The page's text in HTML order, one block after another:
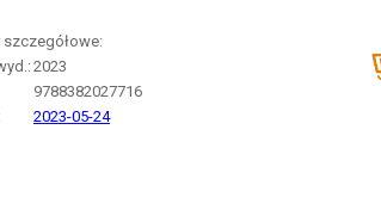
szczegółowe:
2023
9788382027716
2023-05-24